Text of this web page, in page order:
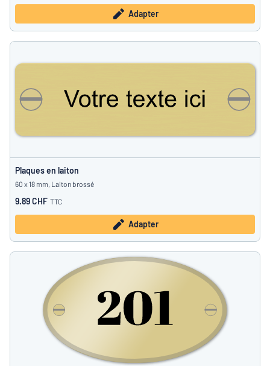
Adapter
Plaques en laiton
60 x 18 mm, Laiton brossé
9.89 CHF TTC
Adapter